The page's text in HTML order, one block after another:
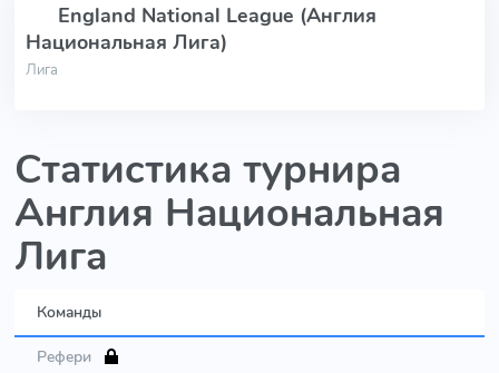
England National League (Англия
Национальная Лига)
Лига
Статистика турнира
Англия Национальная
Лига
Команды
Рефери